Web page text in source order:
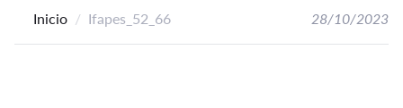
Inicio Ifapes_52_66 28/10/2023